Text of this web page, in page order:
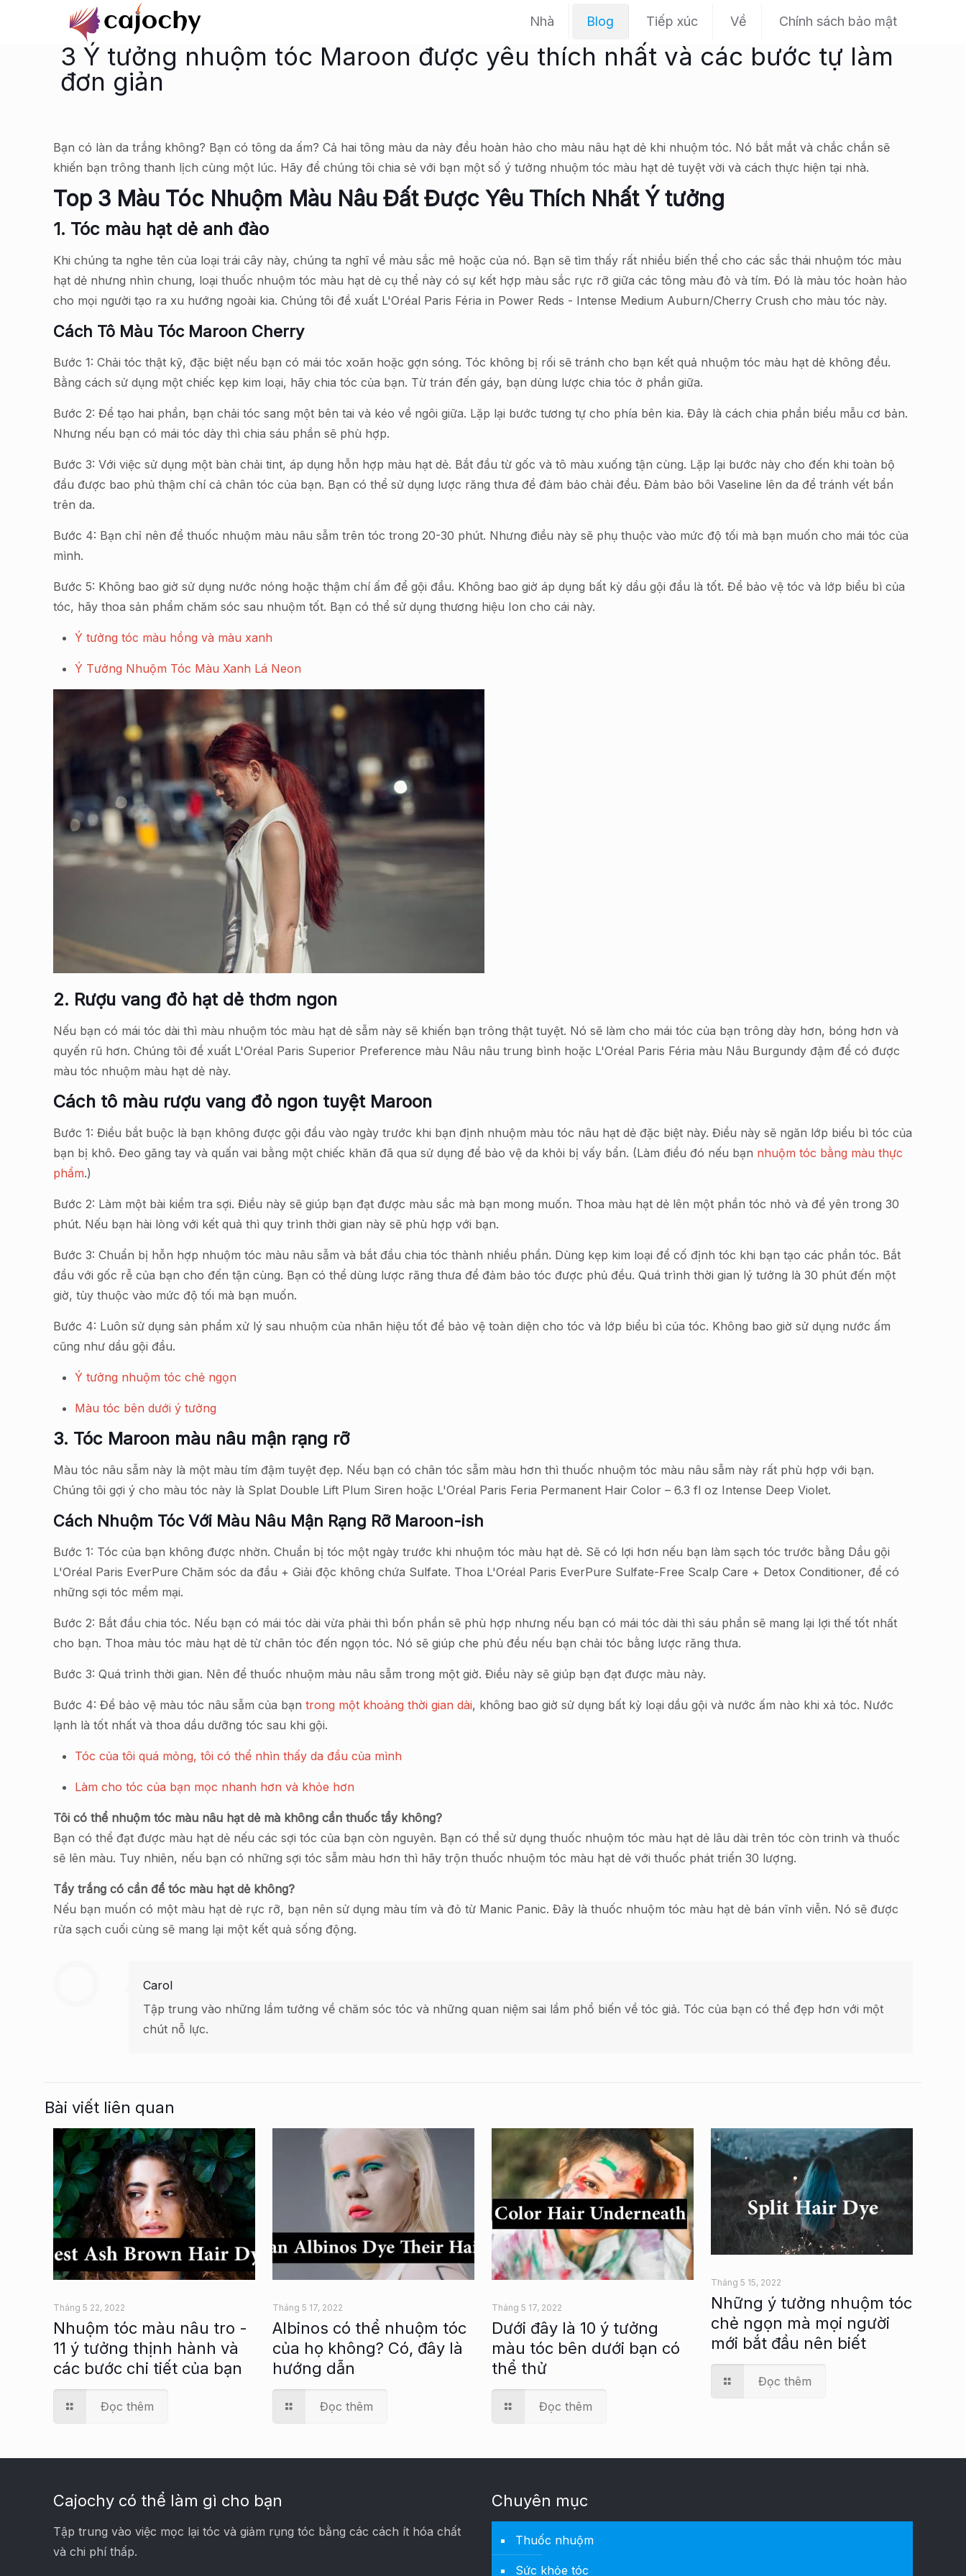
Nhà Blog Tiếp xúc Về Chính sách bảo mật
3 Ý tưởng nhuộm tóc Maroon được yêu thích nhất và các bước tự làm
đơn giản
Bạn có làn da trắng không? Bạn có tông da ấm? Cả hai tông màu da này đều hoàn hảo cho màu nâu hạt dẻ khi nhuộm tóc. Nó bắt mắt và chắc chắn sẽ
khiến bạn trông thanh lịch cùng một lúc. Hãy để chúng tôi chia sẻ với bạn một số ý tưởng nhuộm tóc màu hạt dẻ tuyệt vời và cách thực hiện tại nhà.
Top 3 Màu Tóc Nhuộm Màu Nâu Đất Được Yêu Thích NhấtÝ tưởng
1. Tóc màu hạt dẻ anh đào
Khi chúng ta nghe tên của loại trái cây này, chúng ta nghĩ về màu sắc mê hoặc của nó. Bạn sẽ tìm thấy rất nhiều biến thể cho các sắc thái nhuộm tóc màu
hạt dẻ nhưng nhìn chung, loại thuốc nhuộm tóc màu hạt dẻ cụ thể này có sự kết hợp màu sắc rực rỡ giữa các tông màu đỏ và tím. Đó là màu tóc hoàn hảo
cho mọi người tạo ra xu hướng ngoài kia. Chúng tôi đề xuất L'Oréal Paris Féria in Power Reds - Intense Medium Auburn/Cherry Crush cho màu tóc này.
Cách Tô Màu Tóc Maroon Cherry
Bước 1: Chải tóc thật kỹ, đặc biệt nếu bạn có mái tóc xoăn hoặc gợn sóng. Tóc không bị rối sẽ tránh cho bạn kết quả nhuộm tóc màu hạt dẻ không đều.
Bằng cách sử dụng một chiếc kẹp kim loại, hãy chia tóc của bạn. Từ trán đến gáy, bạn dùng lược chia tóc ở phần giữa.
Bước 2: Để tạo hai phần, bạn chải tóc sang một bên tai và kéo về ngôi giữa. Lặp lại bước tương tự cho phía bên kia. Đây là cách chia phần biểu mẫu cơ bản.
Nhưng nếu bạn có mái tóc dày thì chia sáu phần sẽ phù hợp.
Bước 3: Với việc sử dụng một bàn chải tint, áp dụng hỗn hợp màu hạt dẻ. Bắt đầu từ gốc và tô màu xuống tận cùng. Lặp lại bước này cho đến khi toàn bộ
đầu được bao phủ thậm chí cả chân tóc của bạn. Bạn có thể sử dụng lược răng thưa để đảm bảo chải đều. Đảm bảo bôi Vaseline lên da để tránh vết bẩn
trên da.
Bước 4: Bạn chỉ nên để thuốc nhuộm màu nâu sẫm trên tóc trong 20-30 phút. Nhưng điều này sẽ phụ thuộc vào mức độ tối mà bạn muốn cho mái tóc của
mình.
Bước 5: Không bao giờ sử dụng nước nóng hoặc thậm chí ấm để gội đầu. Không bao giờ áp dụng bất kỳ dầu gội đầu là tốt. Để bảo vệ tóc và lớp biểu bì của
tóc, hãy thoa sản phẩm chăm sóc sau nhuộm tốt. Bạn có thể sử dụng thương hiệu Ion cho cái này.
Ý tưởng tóc màu hồng và màu xanh
Ý Tưởng Nhuộm Tóc Màu Xanh Lá Neon
2. Rượu vang đỏ hạt dẻ thơm ngon
Nếu bạn có mái tóc dài thì màu nhuộm tóc màu hạt dẻ sẫm này sẽ khiến bạn trông thật tuyệt. Nó sẽ làm cho mái tóc của bạn trông dày hơn, bóng hơn và
quyến rũ hơn. Chúng tôi đề xuất L'Oréal Paris Superior Preference màu Nâu nâu trung bình hoặc L'Oréal Paris Féria màu Nâu Burgundy đậm để có được
màu tóc nhuộm màu hạt dẻ này.
Cách tô màu rượu vang đỏ ngon tuyệt Maroon
Bước 1: Điều bắt buộc là bạn không được gội đầu vào ngày trước khi bạn định nhuộm màu tóc nâu hạt dẻ đặc biệt này. Điều này sẽ ngăn lớp biểu bì tóc của
bạn bị khô. Đeo găng tay và quấn vai bằng một chiếc khăn đã qua sử dụng để bảo vệ da khỏi bị vấy bẩn. (Làm điều đó nếu bạn nhuộm tóc bằng màu thực
phẩm.)
Bước 2: Làm một bài kiểm tra sợi. Điều này sẽ giúp bạn đạt được màu sắc mà bạn mong muốn. Thoa màu hạt dẻ lên một phần tóc nhỏ và để yên trong 30
phút. Nếu bạn hài lòng với kết quả thì quy trình thời gian này sẽ phù hợp với bạn.
Bước 3: Chuẩn bị hỗn hợp nhuộm tóc màu nâu sẫm và bắt đầu chia tóc thành nhiều phần. Dùng kẹp kim loại để cố định tóc khi bạn tạo các phần tóc. Bắt
đầu với gốc rễ của bạn cho đến tận cùng. Bạn có thể dùng lược răng thưa để đảm bảo tóc được phủ đều. Quá trình thời gian lý tưởng là 30 phút đến một
giờ, tùy thuộc vào mức độ tối mà bạn muốn.
Bước 4: Luôn sử dụng sản phẩm xử lý sau nhuộm của nhãn hiệu tốt để bảo vệ toàn diện cho tóc và lớp biểu bì của tóc. Không bao giờ sử dụng nước ấm
cũng như dầu gội đầu.
Ý tưởng nhuộm tóc chẻ ngọn
Màu tóc bên dưới ý tưởng
3. Tóc Maroon màu nâu mận rạng rỡ
Màu tóc nâu sẫm này là một màu tím đậm tuyệt đẹp. Nếu bạn có chân tóc sẫm màu hơn thì thuốc nhuộm tóc màu nâu sẫm này rất phù hợp với bạn.
Chúng tôi gợi ý cho màu tóc này là Splat Double Lift Plum Siren hoặc L'Oréal Paris Feria Permanent Hair Color – 6.3 fl oz Intense Deep Violet.
Cách Nhuộm Tóc Với Màu Nâu Mận Rạng Rỡ Maroon-ish
Bước 1: Tóc của bạn không được nhờn. Chuẩn bị tóc một ngày trước khi nhuộm tóc màu hạt dẻ. Sẽ có lợi hơn nếu bạn làm sạch tóc trước bằng Dầu gội
L'Oréal Paris EverPure Chăm sóc da đầu + Giải độc không chứa Sulfate. Thoa L'Oréal Paris EverPure Sulfate-Free Scalp Care + Detox Conditioner, để có
những sợi tóc mềm mại.
Bước 2: Bắt đầu chia tóc. Nếu bạn có mái tóc dài vừa phải thì bốn phần sẽ phù hợp nhưng nếu bạn có mái tóc dài thì sáu phần sẽ mang lại lợi thế tốt nhất
cho bạn. Thoa màu tóc màu hạt dẻ từ chân tóc đến ngọn tóc. Nó sẽ giúp che phủ đều nếu bạn chải tóc bằng lược răng thưa.
Bước 3: Quá trình thời gian. Nên để thuốc nhuộm màu nâu sẫm trong một giờ. Điều này sẽ giúp bạn đạt được màu này.
Bước 4: Để bảo vệ màu tóc nâu sẫm của bạntrong một khoảng thời gian dài, không bao giờ sử dụng bất kỳ loại dầu gội và nước ấm nào khi xả tóc. Nước
lạnh là tốt nhất và thoa dầu dưỡng tóc sau khi gội.
Tóc của tôi quá mỏng, tôi có thể nhìn thấy da đầu của mình
Làm cho tóc của bạn mọc nhanh hơn và khỏe hơn
Tôi có thể nhuộm tóc màu nâu hạt dẻ mà không cần thuốc tẩy không?
Bạn có thể đạt được màu hạt dẻ nếu các sợi tóc của bạn còn nguyên. Bạn có thể sử dụng thuốc nhuộm tóc màu hạt dẻ lâu dài trên tóc còn trinh và thuốc
sẽ lên màu. Tuy nhiên, nếu bạn có những sợi tóc sẫm màu hơn thì hãy trộn thuốc nhuộm tóc màu hạt dẻ với thuốc phát triển 30 lượng.
Tẩy trắng có cần để tóc màu hạt dẻ không?
Nếu bạn muốn có một màu hạt dẻ rực rỡ, bạn nên sử dụng màu tím và đỏ từ Manic Panic. Đây là thuốc nhuộm tóc màu hạt dẻ bán vĩnh viễn. Nó sẽ được
rửa sạch cuối cùng sẽ mang lại một kết quả sống động.
Carol
Tập trung vào những lầm tưởng về chăm sóc tóc và những quan niệm sai lầm phổ biến về tóc giả. Tóc của bạn có thể đẹp hơn với một
chút nỗ lực.
Bài viết liên quan
Tháng 5 22, 2022
Nhuộm tóc màu nâu tro -
11 ý tưởng thịnh hành và
các bước chi tiết của bạn
Đọc thêm
Tháng 5 17, 2022
Albinos có thể nhuộm tóc
của họ không? Có, đây là
hướng dẫn
Đọc thêm
Tháng 5 17, 2022
Dưới đây là 10 ý tưởng
màu tóc bên dưới bạn có
thể thử
Đọc thêm
Tháng 5 15, 2022
Những ý tưởng nhuộm tóc
chẻ ngọn mà mọi người
mới bắt đầu nên biết
Đọc thêm
Cajochy có thể làm gì cho bạn
Tập trung vào việc mọc lại tóc và giảm rụng tóc bằng các cách ít hóa chất
và chi phí thấp.
Chuyên mục
Thuốc nhuộm
Sức khỏe tóc